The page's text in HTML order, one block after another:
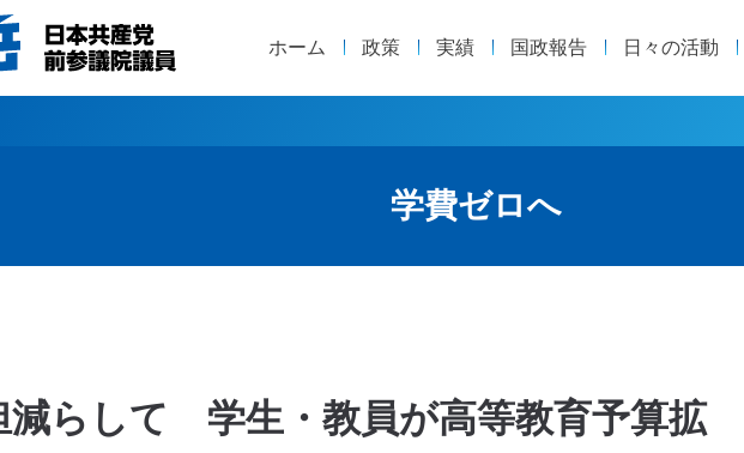
ホーム 政策 実績 国政報告 日々の活動
学費ゼロへ
減らして 学生・教員が高等教育予算拡